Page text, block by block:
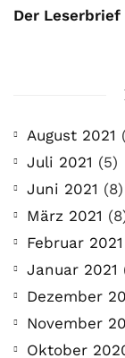
Der
August 2021
Juli 2021 (5)
Juni 2021 (8)
März 2021
Februar 2021
Januar 2021
Dezember
November
Oktober